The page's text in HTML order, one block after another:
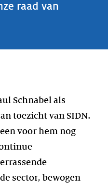
raad van
Schnabel als
toezicht van SIDN.
voor hem nog
sector, bewogen